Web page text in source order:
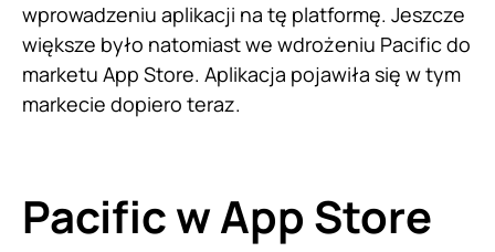
wprowadzeniu aplikacji na tę platformę. Jeszcze
większe było natomiast we wdrożeniu Pacific do
marketu App Store. Aplikacja pojawiła się w tym
markecie dopiero teraz.
Pacific w App Store